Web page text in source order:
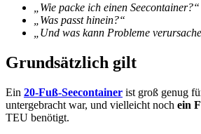
„Wie packe ich einen Seecontainer?“
„Was passt hinein?“
„Und was kann Probleme
Grundsätzlich gilt
Ein 20-Fuß-Seecontainer ist groß genug
untergebracht war, und vielleicht noch ein
TEU benötigt.